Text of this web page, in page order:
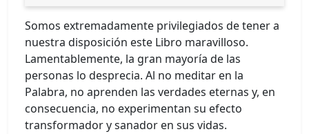
Somos extremadamente privilegiados de tener a
nuestra disposición este Libro maravilloso.
Lamentablemente, la gran mayoría de las
personas lo desprecia. Al no meditar en la
Palabra, no aprenden las verdades eternas y, en
consecuencia, no experimentan su efecto
transformador y sanador en sus vidas.